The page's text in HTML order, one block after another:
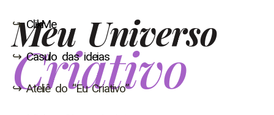
Meu Universo
Criativo
↪︎ClikMe
↪︎Casulo das ideias
↪︎Ateliêdo “Eu Criativo”